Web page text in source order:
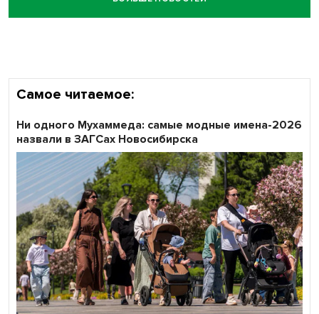
Самое читаемое:
Ни одного Мухаммеда: самые модные имена-2026
назвали в ЗАГСах Новосибирска